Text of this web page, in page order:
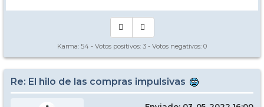
Karma: 54 - Votos positivos: 3 - Votos negativos: 0
Re: El hilo de las compras impulsivas